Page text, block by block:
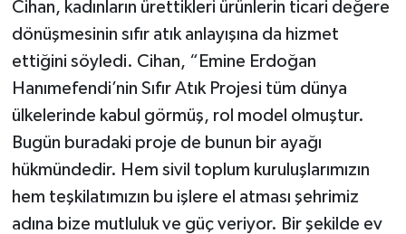
Cihan, kadınların ürettikleri ürünlerin ticari değere
dönüşmesinin sıfır atık anlayışına da hizmet
ettiğini söyledi. Cihan, “Emine Erdoğan
Hanımefendi’nin Sıfır Atık Projesi tüm dünya
ülkelerinde kabul görmüş, rol model olmuştur.
Bugün buradaki proje de bunun bir ayağı
hükmündedir. Hem sivil toplum kuruluşlarımızın
hem teşkilatımızın bu işlere el atması şehrimiz
adına bize mutluluk ve güç veriyor. Bir şekilde ev